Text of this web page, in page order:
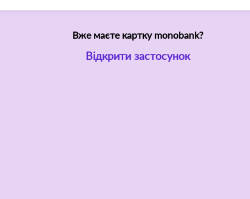
Вже маєте картку monobank?
Відкрити застосунок